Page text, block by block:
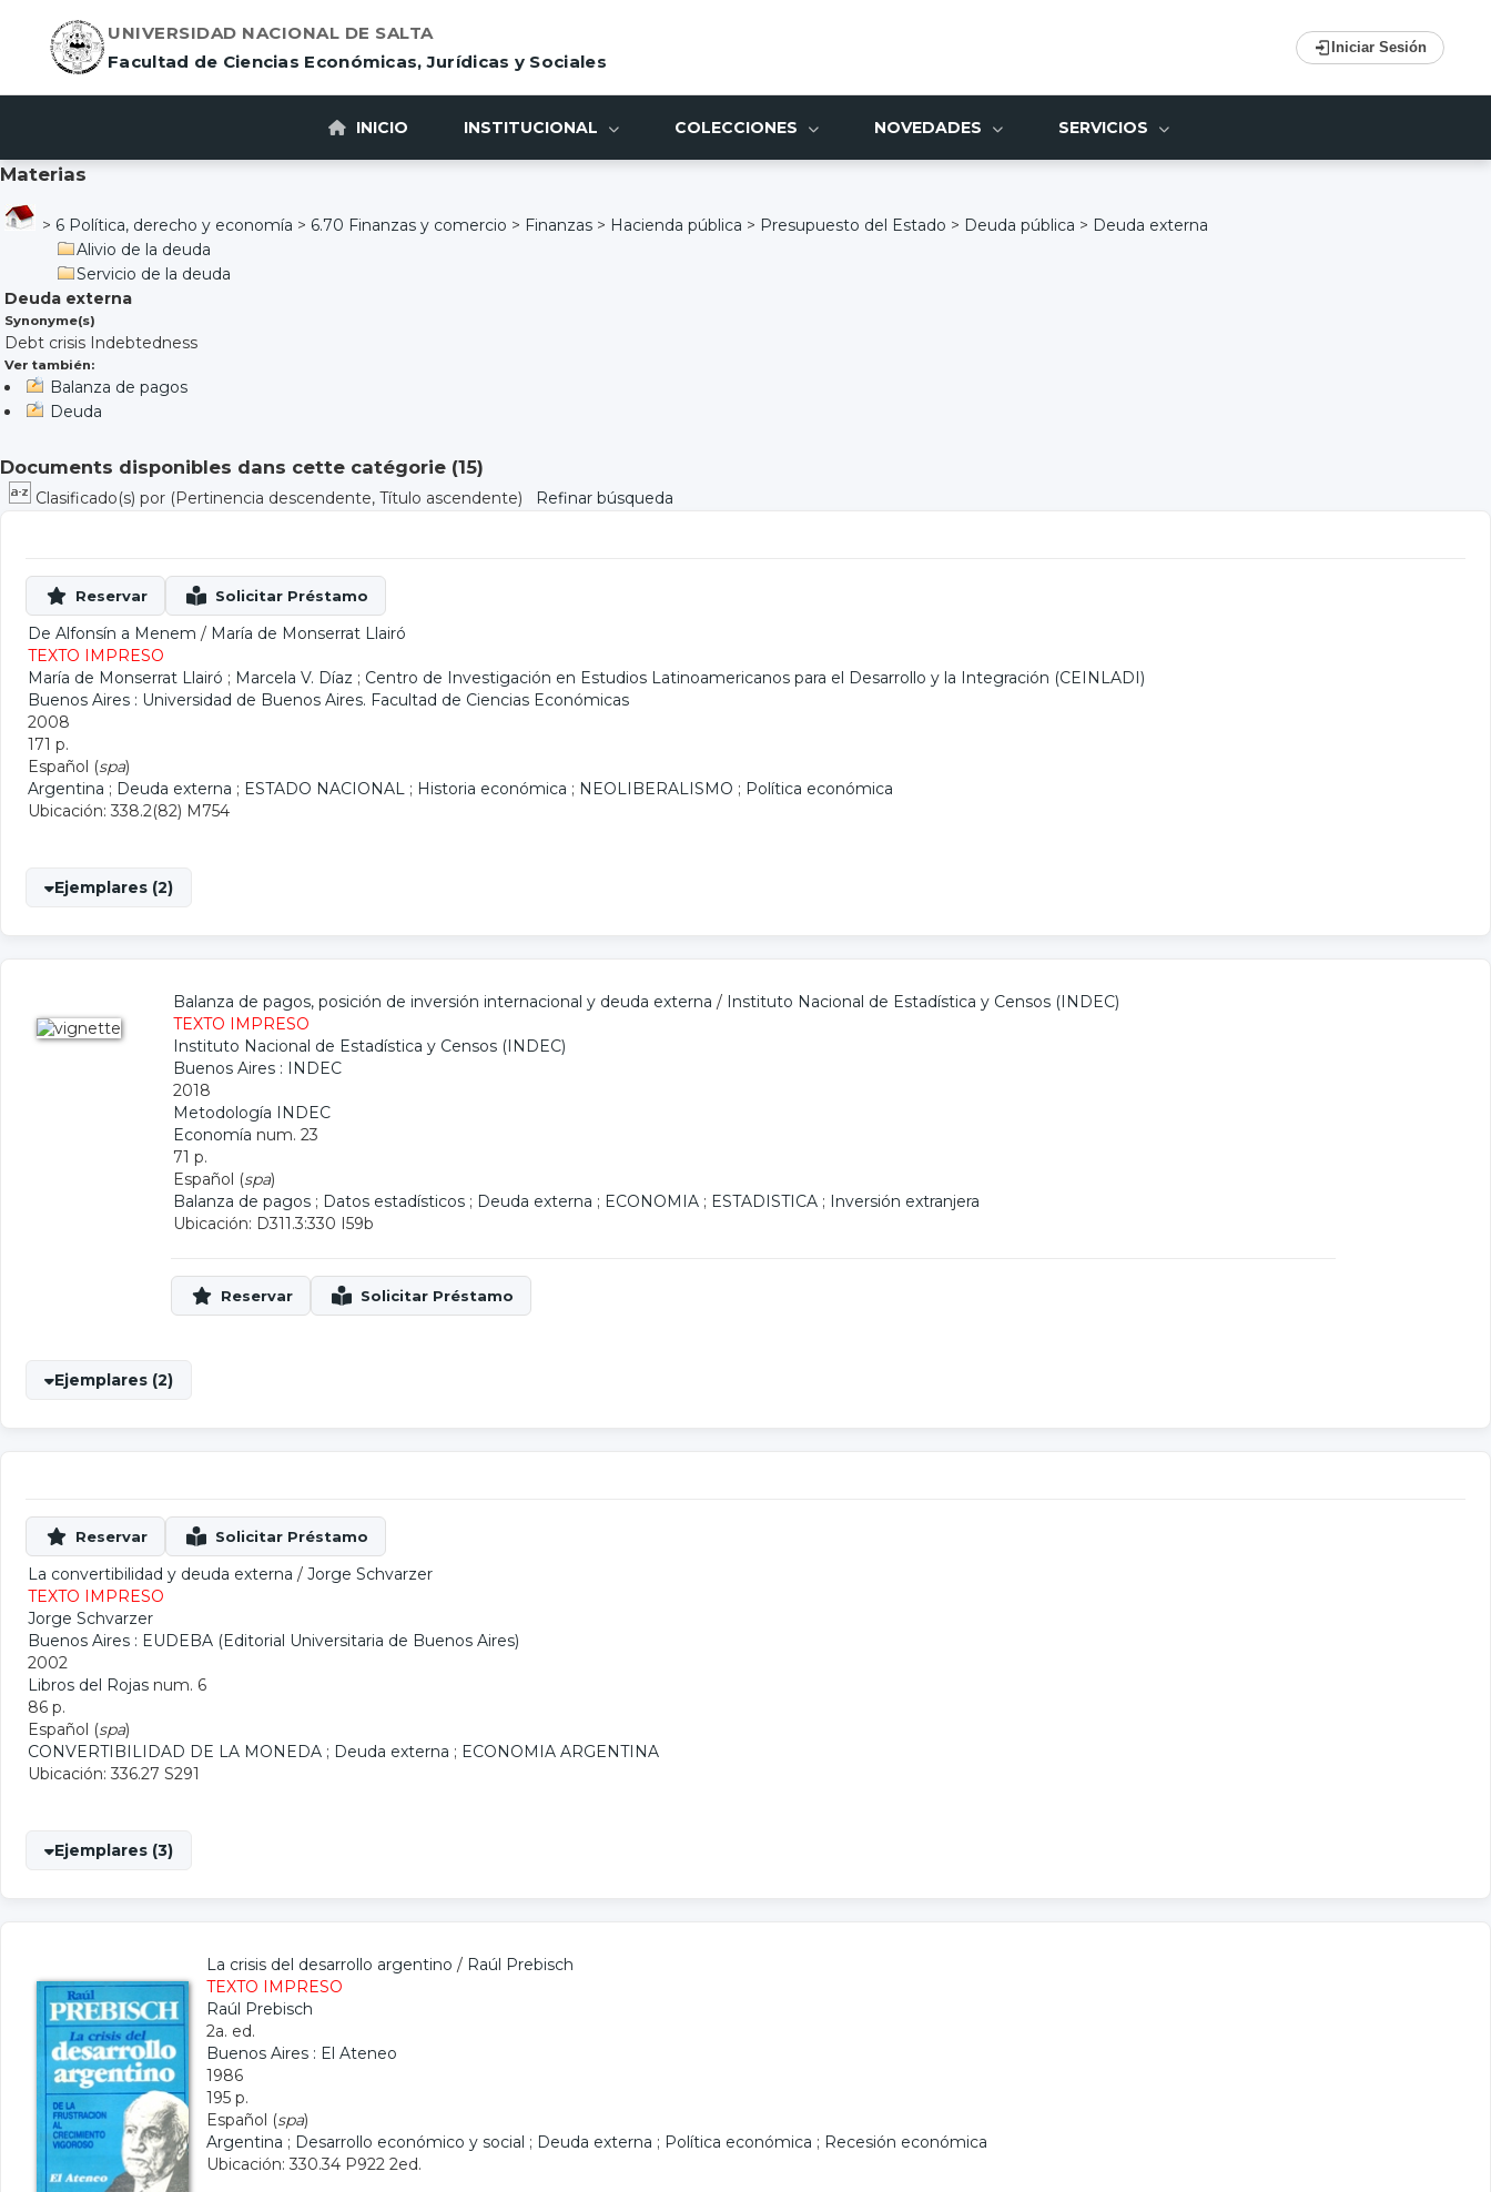
UNIVERSIDAD NACIONAL DE SALTA
Facultad de Ciencias Económicas, Jurídicas y Sociales
Iniciar Sesión
INICIO INSTITUCIONAL COLECCIONES NOVEDADES SERVICIOS
Materias
> 6 Política, derecho y economía > 6.70 Finanzas y comercio > Finanzas > Hacienda pública > Presupuesto del Estado > Deuda pública > Deuda externa
Alivio de la deuda
Servicio de la deuda
Deuda externa
Synonyme(s)
Debt crisis Indebtedness
Ver también:
Balanza de pagos
Deuda
Documents disponibles dans cette catégorie (15)
Clasificado(s) por (Pertinencia descendente, Título ascendente) Refinar búsqueda
De Alfonsín a Menem / María de Monserrat Llairó
TEXTO IMPRESO
María de Monserrat Llairó ; Marcela V. Díaz ; Centro de Investigación en Estudios Latinoamericanos para el Desarrollo y la Integración (CEINLADI)
Buenos Aires : Universidad de Buenos Aires. Facultad de Ciencias Económicas
2008
171 p.
Español (spa)
Argentina ; Deuda externa ; ESTADO NACIONAL ; Historia económica ; NEOLIBERALISMO ; Política económica
Ubicación: 338.2(82) M754
Ejemplares (2)
Balanza de pagos, posición de inversión internacional y deuda externa / Instituto Nacional de Estadística y Censos (INDEC)
TEXTO IMPRESO
Instituto Nacional de Estadística y Censos (INDEC)
Buenos Aires : INDEC
2018
Metodología INDEC
Economía num. 23
71 p.
Español (spa)
Balanza de pagos ; Datos estadísticos ; Deuda externa ; ECONOMIA ; ESTADISTICA ; Inversión extranjera
Ubicación: D311.3:330 I59b
Ejemplares (2)
La convertibilidad y deuda externa / Jorge Schvarzer
TEXTO IMPRESO
Jorge Schvarzer
Buenos Aires : EUDEBA (Editorial Universitaria de Buenos Aires)
2002
Libros del Rojas num. 6
86 p.
Español (spa)
CONVERTIBILIDAD DE LA MONEDA ; Deuda externa ; ECONOMIA ARGENTINA
Ubicación: 336.27 S291
Ejemplares (3)
La crisis del desarrollo argentino / Raúl Prebisch
TEXTO IMPRESO
Raúl Prebisch
2a. ed.
Buenos Aires : El Ateneo
1986
195 p.
Español (spa)
Argentina ; Desarrollo económico y social ; Deuda externa ; Política económica ; Recesión económica
Ubicación: 330.34 P922 2ed.